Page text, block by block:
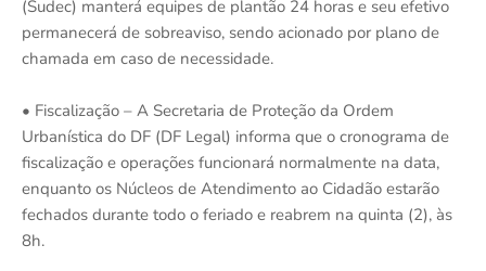
(Sudec) manterá equipes de plantão 24 horas e seu efetivo
permanecerá de sobreaviso, sendo acionado por plano de
chamada em caso de necessidade.
• Fiscalização – A Secretaria de Proteção da Ordem
Urbanística do DF (DF Legal) informa que o cronograma de
fiscalização e operações funcionará normalmente na data,
enquanto os Núcleos de Atendimento ao Cidadão estarão
fechados durante todo o feriado e reabrem na quinta (2), às
8h.